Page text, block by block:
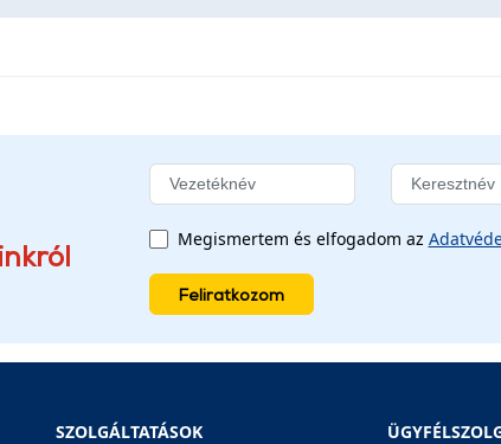
Megismertem és elfogadom az
Feliratkozom
SZOLGÁLTATÁSOK